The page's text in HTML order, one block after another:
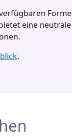
eine
.